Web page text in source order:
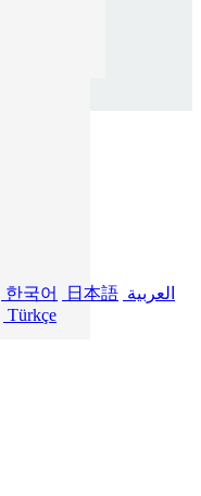
한국어 日本語 العربية
Türkçe